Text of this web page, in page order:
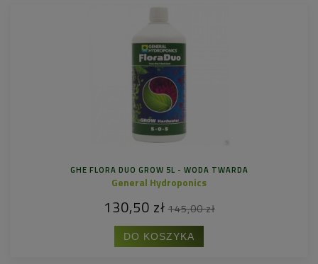
GHE FLORA DUO GROW 5L - WODA TWARDA
General Hydroponics
130,50 zł 145,00 zł
DO KOSZYKA